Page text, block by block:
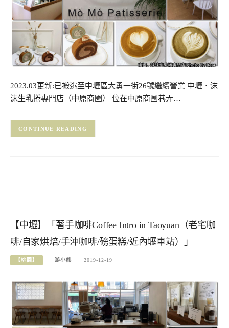
2023.03更新:已搬遷至中壢區大勇一街26號繼續營業 中壢．沫
沫生乳捲專門店（中原商圈） 位在中原商圈巷弄…
CONTINUE READING
【中壢】「著手咖啡Coffee Intro in Taoyuan（老宅咖
啡/自家烘焙/手沖咖啡/磅蛋糕/近內壢車站）」
【桃園】 游小熊 2019-12-19